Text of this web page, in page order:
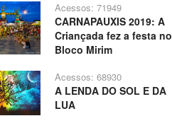
Acessos: 71949
CARNAPAUXIS 2019: A
Criançada fez a festa no
Bloco Mirim
Acessos: 68930
A LENDA DO SOL E DA
LUA